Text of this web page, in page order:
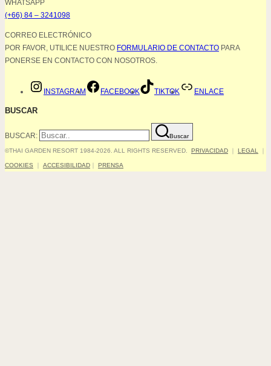
WHATSAPP
(+66) 84 – 3241098
CORREO ELECTRÓNICO
POR FAVOR, UTILICE NUESTRO FORMULARIO DE CONTACTO PARA
PONERSE EN CONTACTO CON NOSOTROS.
INSTAGRAM FACEBOOK TIKTOK ENLACE
BUSCAR
BUSCAR: Buscar
©THAI GARDEN RESORT 1984-2026. ALL RIGHTS RESERVED. PRIVACIDAD LEGAL
COOKIES ACCESIBILIDAD PRENSA